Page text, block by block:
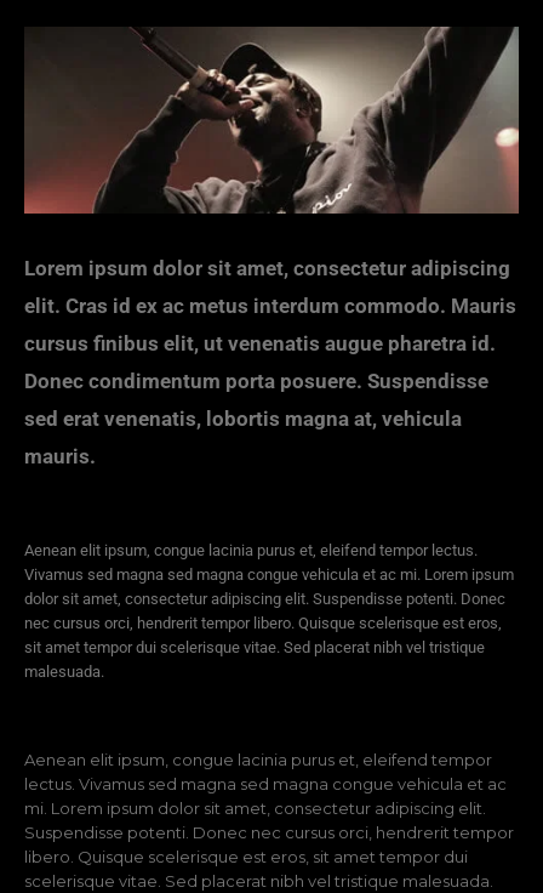
Lorem ipsum dolor sit amet, consectetur adipiscing
elit. Cras id ex ac metus interdum commodo. Mauris
cursus finibus elit, ut venenatis augue pharetra id.
Donec condimentum porta posuere. Suspendisse
sed erat venenatis, lobortis magna at, vehicula
mauris.
Aenean elit ipsum, congue lacinia purus et, eleifend tempor lectus.
Vivamus sed magna sed magna congue vehicula et ac mi. Lorem ipsum
dolor sit amet, consectetur adipiscing elit. Suspendisse potenti. Donec
nec cursus orci, hendrerit tempor libero. Quisque scelerisque est eros,
sit amet tempor dui scelerisque vitae. Sed placerat nibh vel tristique
malesuada.
Aenean elit ipsum, congue lacinia purus et, eleifend tempor
lectus. Vivamus sed magna sed magna congue vehicula et ac
mi. Lorem ipsum dolor sit amet, consectetur adipiscing elit.
Suspendisse potenti. Donec nec cursus orci, hendrerit tempor
libero. Quisque scelerisque est eros, sit amet tempor dui
scelerisque vitae. Sed placerat nibh vel tristique malesuada.